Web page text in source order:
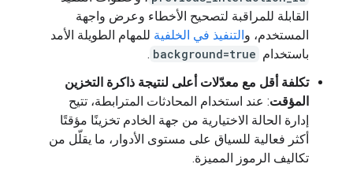
القابلة للمراقبة لتصحيح الأخطاء وعرض واجهة
المستخدم، والتنفيذ في الخلفية للمهام الطويلة الأمد
باستخدام background=true
.
تكلفة أقل مع معدّلات أعلى لنتيجة ذاكرة التخزين
المؤقت: عند استخدام المحادثات المترابطة، تتيح
إدارة الحالة الاختيارية من جهة الخادم تخزينًا مؤقتًا
أكثر فعالية للسياق على مستوى الأدوار، ما يقلّل من
تكاليف الرموز المميزة.